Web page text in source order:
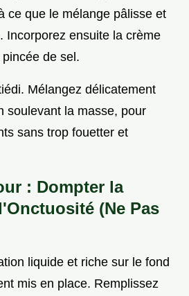
ce que le mélange pâlisse et
Incorporez ensuite la crème
de sel.
Mélangez délicatement
soulevant la masse, pour
sans trop fouetter et
: Dompter la
(Ne Pas
liquide et riche sur le fond
mis en place. Remplissez